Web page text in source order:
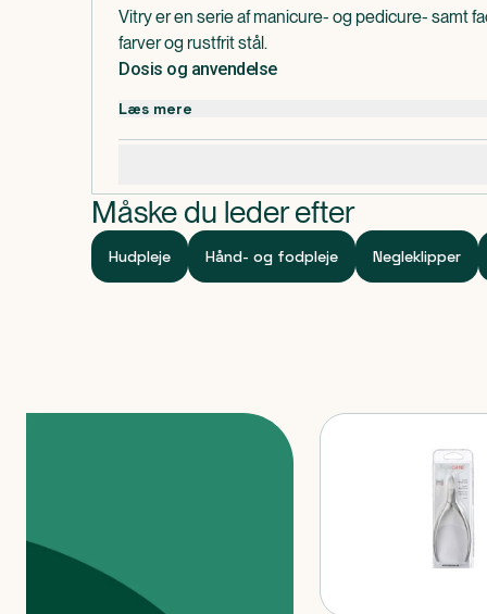
Vitry er en serie af manicure- og pedicure- samt
farver og rustfrit stål.
Dosis og anvendelse
Læs mere
Måske du leder efter
Hudpleje Hånd- og fodpleje Negleklipper